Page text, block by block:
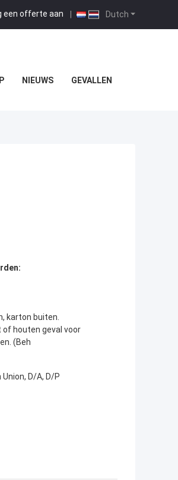
Dutch
een offerte aan |
NIEUWS GEVALLEN
karton buiten.
houten geval voor
(Beh
D/A, D/P